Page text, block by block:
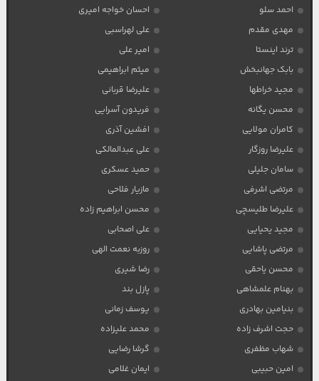
احمد سلو
احسان خواجه امیری
مهدی مقدم
علی لهراسبی
ترند اینستا
امیر علی
بابک جهانبخش
میثم ابراهیمی
مجید خراطها
علیرضا قربانی
محسن یگانه
فریدون آسرایی
کامران مولایی
افشین آذری
علیرضا روزگار
علی عبدالمالکی
سامان جلیلی
حمید عسکری
مرتضی اشرفی
مازیار فلاحی
علیرضا طلیسچی
محسن ابراهیم زاده
مجید یحیایی
علی اصحابی
مرتضی پاشایی
روزبه نعمت الهی
محسن یاحقی
رضا شیری
بهنام علمشاهی
پازل بند
بنیامین بهادری
یوسف زمانی
حجت اشرف زاده
محمد علیزاده
شهاب مظفری
گرشا رضایی
امین حبیبی
ایمان غلامی